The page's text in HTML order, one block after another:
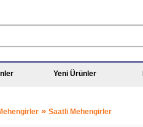
Yeni Ürünler
» Saatli Mehengirler